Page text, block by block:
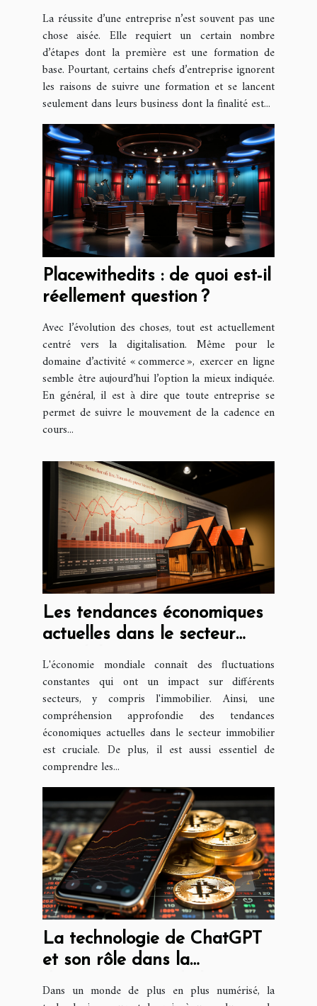
entreprise ?
La réussite d’une entreprise n’est souvent pas une
chose aisée. Elle requiert un certain nombre
d’étapes dont la première est une formation de
base. Pourtant, certains chefs d’entreprise ignorent
les raisons de suivre une formation et se lancent
seulement dans leurs business dont la finalité est...
Placewithedits : de quoi est-il
réellement question ?
Avec l’évolution des choses, tout est actuellement
centré vers la digitalisation. Même pour le
domaine d’activité « commerce », exercer en ligne
semble être aujourd’hui l’option la mieux indiquée.
En général, il est à dire que toute entreprise se
permet de suivre le mouvement de la cadence en
cours...
Les tendances économiques
actuelles dans le secteur
juridique
L'économie mondiale connaît des fluctuations
constantes qui ont un impact sur différents
secteurs, y compris l'immobilier. Ainsi, une
compréhension approfondie des tendances
économiques actuelles dans le secteur immobilier
est cruciale. De plus, il est aussi essentiel de
comprendre les...
La technologie de ChatGPT
et son rôle dans la
Dans un monde de plus en plus numérisé, la